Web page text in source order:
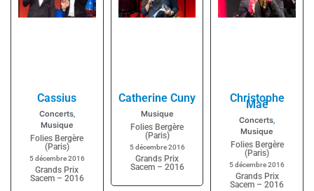
Cassius
Concerts,
Musique
Folies Bergère
(Paris)
5 décembre 2016
Grands Prix
Sacem – 2016
Catherine Cuny
Musique
Folies Bergère
(Paris)
5 décembre 2016
Grands Prix
Sacem – 2016
Christophe
Maé
Concerts,
Musique
Folies Bergère
(Paris)
5 décembre 2016
Grands Prix
Sacem – 2016